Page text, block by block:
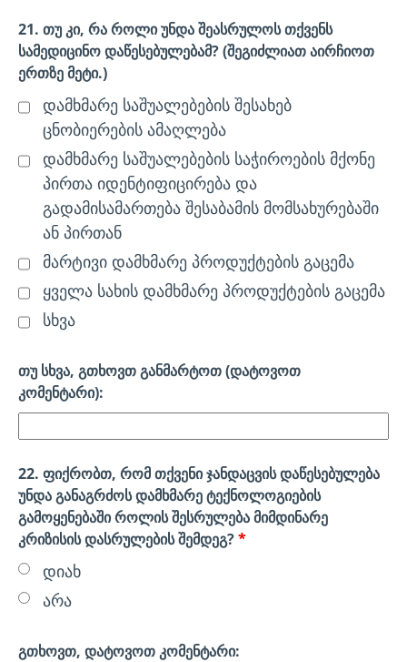
21. თუ კი, რა როლი უნდა შეასრულოს თქვენს
სამედიცინო დაწესებულებამ? (შეგიძლიათ აირჩიოთ
ერთზე მეტი.)
დამხმარე საშუალებების შესახებ
ცნობიერების ამაღლება
დამხმარე საშუალებების საჭიროების მქონე
პირთა იდენტიფიცირება და
გადამისამართება შესაბამის მომსახურებაში
ან პირთან
მარტივი დამხმარე პროდუქტების გაცემა
ყველა სახის დამხმარე პროდუქტების გაცემა
სხვა
თუ სხვა, გთხოვთ განმარტოთ (დატოვოთ
კომენტარი):
22. ფიქრობთ, რომ თქვენი ჯანდაცვის დაწესებულება
უნდა განაგრძოს დამხმარე ტექნოლოგიების
გამოყენებაში როლის შესრულება მიმდინარე
კრიზისის დასრულების შემდეგ?*
დიახ
არა
გთხოვთ, დატოვოთ კომენტარი: